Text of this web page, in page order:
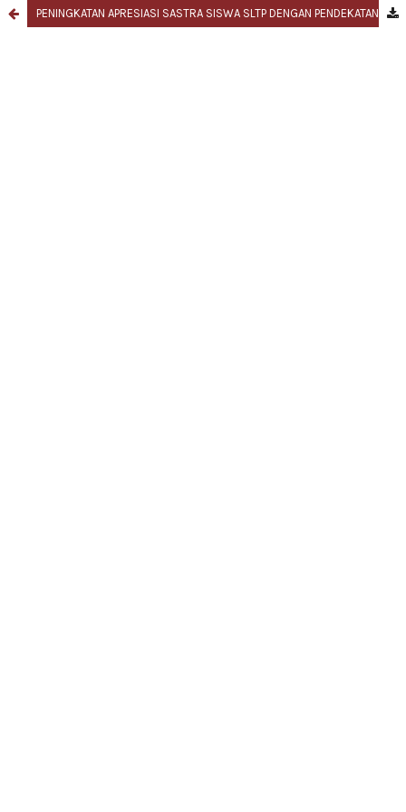
PENINGKATAN APRESIASI SASTRA SISWA SLTP DENGAN PENDEKATAN RESEPSI SASTRA